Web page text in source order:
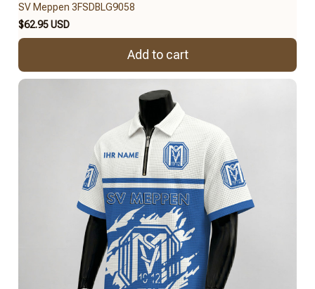
SV Meppen 3FSDBLG9058
$62.95 USD
Add to cart